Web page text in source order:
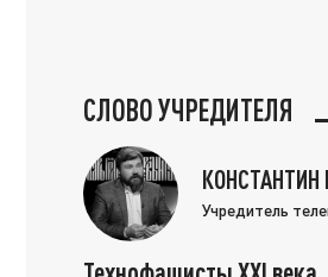
СЛОВО УЧРЕДИТЕЛЯ
Учредитель